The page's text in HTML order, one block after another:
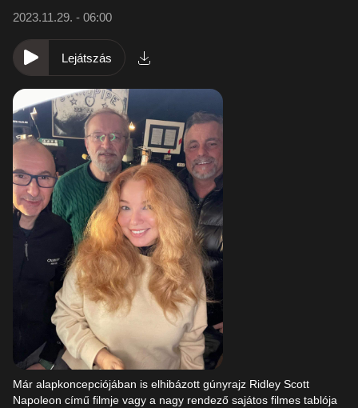
2023.11.29. - 06:00
Lejátszás
Már alapkoncepciójában is elhibázott gúnyrajz Ridley Scott
Napoleon című filmje vagy a nagy rendező sajátos filmes tablója